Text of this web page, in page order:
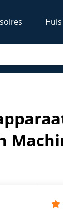
Smith -